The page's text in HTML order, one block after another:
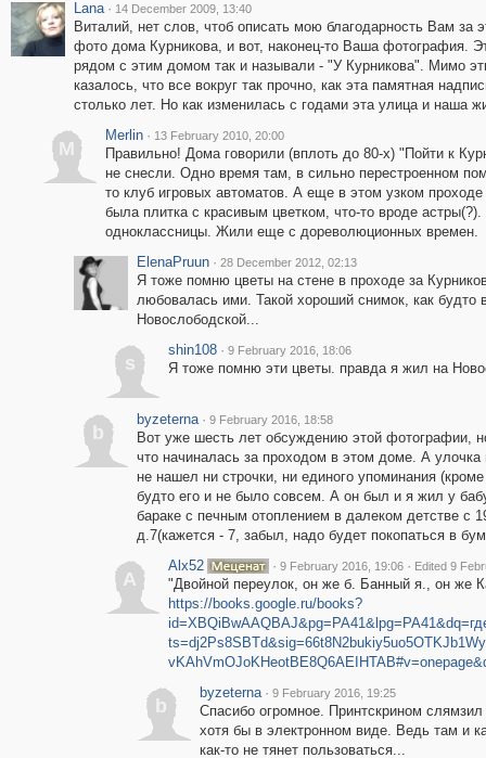
Lana · 14 December 2009, 13:40
Виталий, нет слов, чтоб описать мою благодарность Вам
фото дома Курникова, и вот, наконец-то Ваша фотография.
рядом с этим домом так и называли - "У Курникова". Мимо
казалось, что все вокруг так прочно, как эта памятная
столько лет. Но как изменилась с годами эта улица и наша
M
Merlin · 13 February 2010, 20:00
Правильно! Дома говорили (вплоть до 80-х) "Пойти к
не снесли. Одно время там, в сильно перестроенном
то клуб игровых автоматов. А еще в этом узком
была плитка с красивым цветком, что-то вроде
одноклассницы. Жили еще с дореволюционных времен.
ElenaPruun · 28 December 2012, 02:13
Я тоже помню цветы на стене в проходе за
любовалась ими. Такой хороший снимок, как
Новослободской...
s
shin108 · 9 February 2016, 18:06
Я тоже помню эти цветы. правда я жил на
b
byzeterna · 9 February 2016, 18:58
Вот уже шесть лет обсуждению этой фотографии,
что начиналась за проходом в этом доме. А
не нашел ни строчки, ни единого упоминания
будто его и не было совсем. А он был и я жил у
бараке с печным отоплением в далеком детстве с
д.7(кажется - 7, забыл, надо будет покопаться в
A
Alx52 · 9 February 2016, 19:06 · Edited 9
"Двойной переулок, он же б. Банный я., он же
https://books.google.ru/books?
b
byzeterna · 9 February 2016, 19:25
Спасибо огромное. Принтскрином
хотя бы в электронном виде. Ведь там и
как-то не тянет пользоваться...